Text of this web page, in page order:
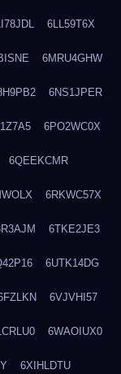
6LL59T6X
6MRU4GHW
6NS1JPER
6PO2WC0X
6QEEKCMR
6RKWC57X
6TKE2JE3
6UTK14DG
6VJVHI57
6WAOIUX0
6XIHLDTU